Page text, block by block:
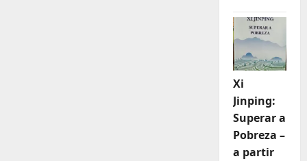
Xi
Jinping:
Superar a
Pobreza –
a partir